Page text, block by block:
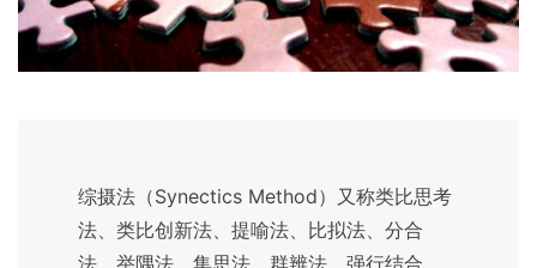
综摄法（Synectics Method）又称类比思考
法、类比创新法、提喻法、比拟法、分合
法、举隅法、集思法、群辨法、强行结合